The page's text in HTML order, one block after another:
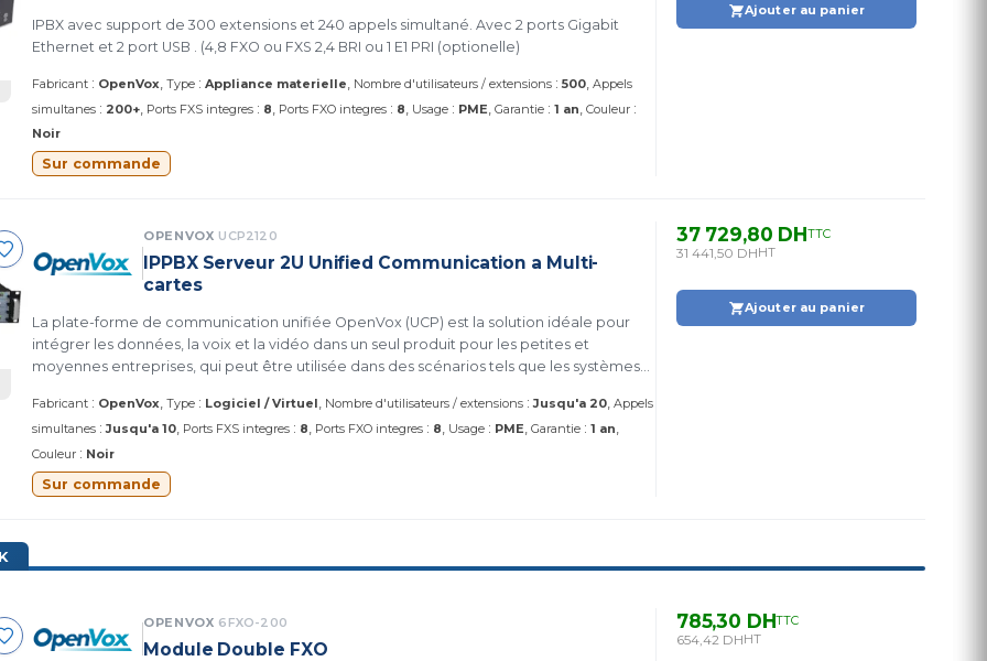
IPBX avec support de 300 extensions et 240 appels simultané. Avec 2 ports Gigabit
Ethernet et 2 port USB . (4,8 FXO ou FXS 2,4 BRI ou 1 E1 PRI (optionelle)
Fabricant : OpenVox Type : Appliance materielle Nombre d'utilisateurs / extensions : 500 Appels
simultanes : 200+ Ports FXS integres : 8 Ports FXO integres : 8 Usage : PME Garantie : 1 an Couleur :
Noir
Sur commande
Ajouter au panier
OPENVOX UCP2120
IPPBX Serveur 2U Unified Communication a Multi-
cartes
La plate-forme de communication unifiée OpenVox (UCP) est la solution idéale pour
intégrer les données, la voix et la vidéo dans un seul produit pour les petites et
moyennes entreprises, qui peut être utilisée dans des scénarios tels que les systèmes
centre de répartition. les industries.
Fabricant : OpenVox Type : Logiciel / Virtuel Nombre d'utilisateurs / extensions :Jusqu'a 20 Appels
simultanes :Jusqu'a 10 Ports FXS integres : 8 Ports FXO integres : 8 Usage : PME Garantie : 1 an
Couleur : Noir
Sur commande
37 729,80 DHTTC
31 441,50 DHHT
Ajouter au panier
OPENVOX 6FXO-200
Module Double FXO
785,30 DHTTC
654,42 DHHT